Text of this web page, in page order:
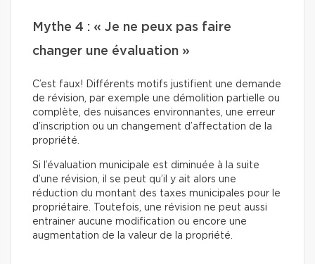
Mythe 4 : « Je ne peux pas faire
changer une évaluation »
C’est faux! Différents motifs justifient une demande
de révision, par exemple une démolition partielle ou
complète, des nuisances environnantes, une erreur
d’inscription ou un changement d’affectation de la
propriété.
Si l’évaluation municipale est diminuée à la suite
d’une révision, il se peut qu’il y ait alors une
réduction du montant des taxes municipales pour le
propriétaire. Toutefois, une révision ne peut aussi
entrainer aucune modification ou encore une
augmentation de la valeur de la propriété.